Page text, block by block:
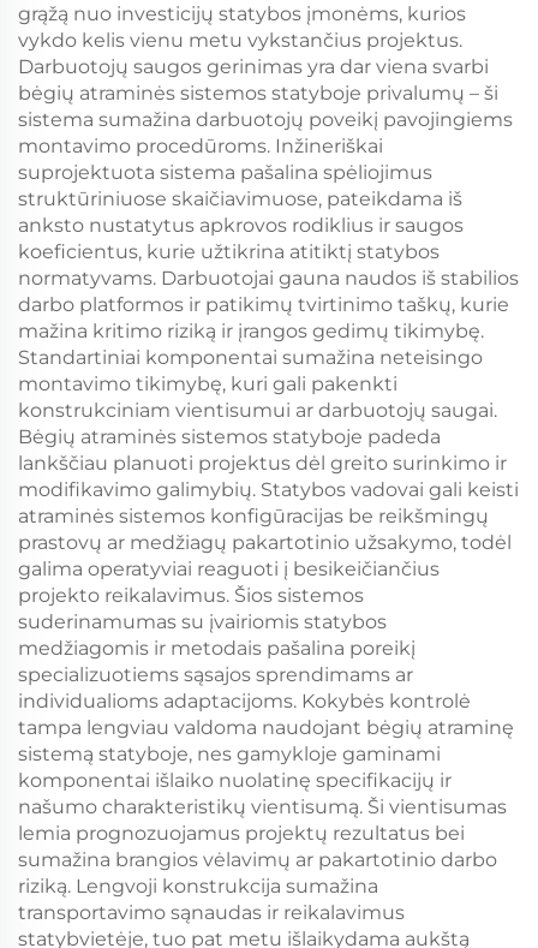
grąžą nuo investicijų statybos įmonėms, kurios
vykdo kelis vienu metu vykstančius projektus.
Darbuotojų saugos gerinimas yra dar viena svarbi
bėgių atraminės sistemos statyboje privalumų – ši
sistema sumažina darbuotojų poveikį pavojingiems
montavimo procedūroms. Inžineriškai
suprojektuota sistema pašalina spėliojimus
struktūriniuose skaičiavimuose, pateikdama iš
anksto nustatytus apkrovos rodiklius ir saugos
koeficientus, kurie užtikrina atitiktį statybos
normatyvams. Darbuotojai gauna naudos iš stabilios
darbo platformos ir patikimų tvirtinimo taškų, kurie
mažina kritimo riziką ir įrangos gedimų tikimybę.
Standartiniai komponentai sumažina neteisingo
montavimo tikimybę, kuri gali pakenkti
konstrukciniam vientisumui ar darbuotojų saugai.
Bėgių atraminės sistemos statyboje padeda
lankščiau planuoti projektus dėl greito surinkimo ir
modifikavimo galimybių. Statybos vadovai gali keisti
atraminės sistemos konfigūracijas be reikšmingų
prastovų ar medžiagų pakartotinio užsakymo, todėl
galima operatyviai reaguoti į besikeičiančius
projekto reikalavimus. Šios sistemos
suderinamumas su įvairiomis statybos
medžiagomis ir metodais pašalina poreikį
specializuotiems sąsajos sprendimams ar
individualioms adaptacijoms. Kokybės kontrolė
tampa lengviau valdoma naudojant bėgių atraminę
sistemą statyboje, nes gamykloje gaminami
komponentai išlaiko nuolatinę specifikacijų ir
našumo charakteristikų vientisumą. Ši vientisumas
lemia prognozuojamus projektų rezultatus bei
sumažina brangios vėlavimų ar pakartotinio darbo
riziką. Lengvoji konstrukcija sumažina
transportavimo sąnaudas ir reikalavimus
statybvietėje, tuo pat metu išlaikydama aukštą